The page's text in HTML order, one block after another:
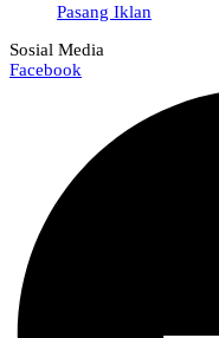
Pasang Iklan
Sosial Media
Facebook